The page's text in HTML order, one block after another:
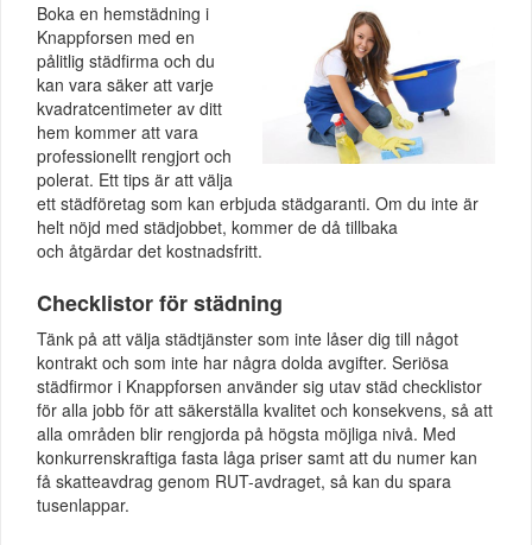
Boka en hemstädning i
Knappforsen med en
pålitlig städfirma och du
kan vara säker att varje
kvadratcentimeter av ditt
hem kommer att vara
professionellt rengjort och
polerat. Ett tips är att välja
ett städföretag som kan erbjuda städgaranti. Om du inte är
helt nöjd med städjobbet, kommer de då tillbaka
och åtgärdar det kostnadsfritt.
Checklistor för städning
Tänk på att välja städtjänster som inte låser dig till något
kontrakt och som inte har några dolda avgifter. Seriösa
städfirmor i Knappforsen använder sig utav städ checklistor
för alla jobb för att säkerställa kvalitet och konsekvens, så att
alla områden blir rengjorda på högsta möjliga nivå. Med
konkurrenskraftiga fasta låga priser samt att du numer kan
få skatteavdrag genom RUT-avdraget, så kan du spara
tusenlappar.